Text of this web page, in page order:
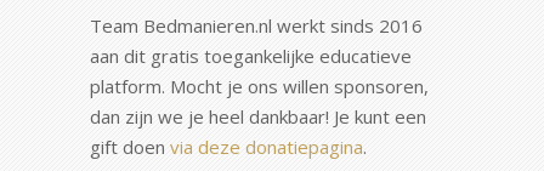
Team Bedmanieren.nl werkt sinds 2016
aan dit gratis toegankelijke educatieve
platform. Mocht je ons willen sponsoren,
dan zijn we je heel dankbaar! Je kunt een
gift doen via deze donatiepagina.